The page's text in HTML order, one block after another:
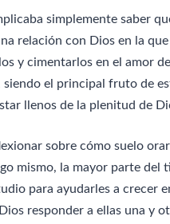
simplemente saber
relación con Dios en la
y cimentarlos en el amor
el principal fruto de
llenos de la plenitud de
sobre cómo suelo
mismo, la mayor parte del
para ayudarles a crecer
responder a ellas una y